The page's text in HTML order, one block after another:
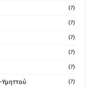
(7)
(7)
(7)
(7)
(7)
(7)